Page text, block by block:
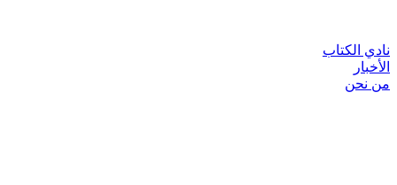
نادي الكتاب
الأخبار
من نحن